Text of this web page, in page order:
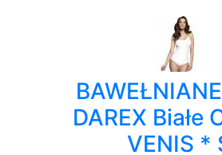
DAREX Białe
VENIS *